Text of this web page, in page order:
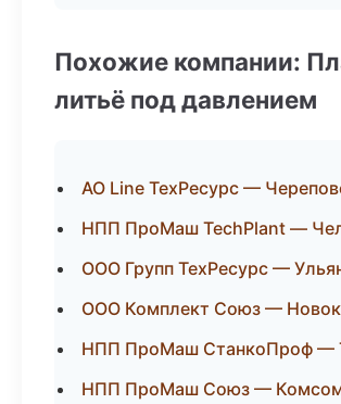
Похожие компании:
литьё под давлением
АО Line ТехРесурс —
НПП ПроМаш TechPlant —
ООО Групп ТехРесурс —
ООО Комплект Союз —
НПП ПроМаш СтанкоПроф —
НПП ПроМаш Союз —